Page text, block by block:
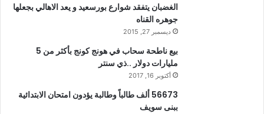
الغضبان يتفقد شوارع بورسعيد و يعد الاهالي بجعلها
جوهره القناه
ديسمبر 27, 2015
بيع ناطحة سحاب في هونج كونج بأكثر من 5
مليارات دولار ..ذي سنتر
أكتوبر 16, 2017
56673 ألف طالباً وطالبة يؤدون امتحان الابتدائية
ببنى سويف